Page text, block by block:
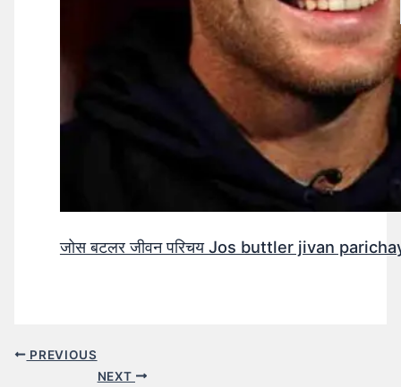
जोस बटलर जीवन परिचय Jos buttler jivan
PREVIOUS
NEXT